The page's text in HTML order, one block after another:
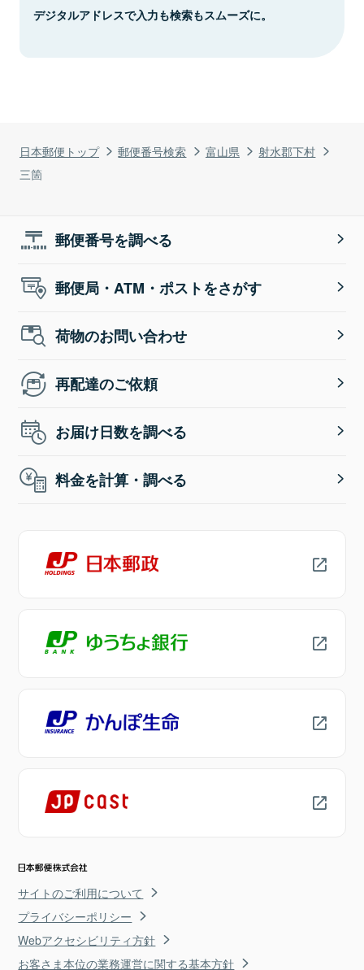
日本郵便トップ 郵便番号検索 富山県
射水郡下村
三箇
デジタルアドレスで入力も検索もスムーズに。
郵便番号を調べる
郵便局・ATM・ポストをさがす
荷物のお問い合わせ
再配達のご依頼
お届け日数を調べる
料金を計算・調べる
サイトのご利用について
プライバシーポリシー
Webアクセシビリティ方針
お客さま本位の業務運営に関する基本方針